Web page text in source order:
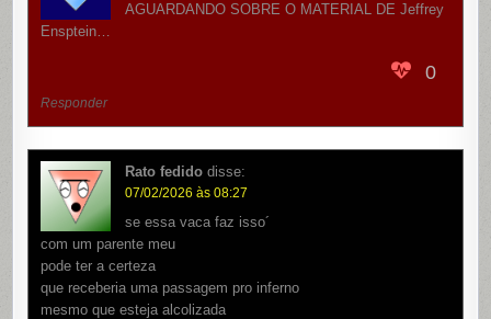
AGUARDANDO SOBRE O MATERIAL DE Jeffrey
Ensptein…
0
Responder
Rato fedido disse:
07/02/2026 às 08:27
se essa vaca faz isso´
com um parente meu
pode ter a certeza
que receberia uma passagem pro inferno
mesmo que esteja alcolizada